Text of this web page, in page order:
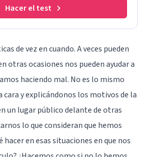
Hacer el test
de vez en cuando. A veces pueden
otras ocasiones nos pueden ayudar a
haciendo mal. No es lo mismo
cara y explicándonos los motivos de la
un lugar público delante de otras
lo que consideran que hemos
hacer en esas situaciones en que nos